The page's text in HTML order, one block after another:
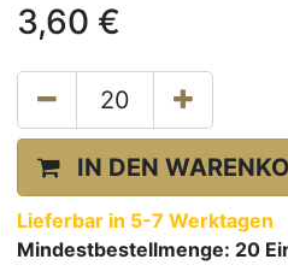
3,60 €
IN DEN
Lieferbar in 5-7 Werktagen
Mindestbestellmenge: 20